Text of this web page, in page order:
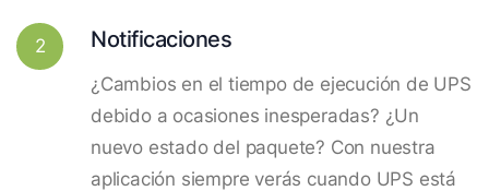
2 Notificaciones
¿Cambios en el tiempo de ejecución de UPS
debido a ocasiones inesperadas? ¿Un
nuevo estado del paquete? Con nuestra
aplicación siempre verás cuando UPS está